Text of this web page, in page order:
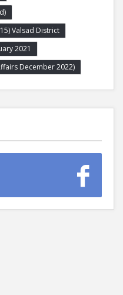
Valsad District
2021
December 2022)